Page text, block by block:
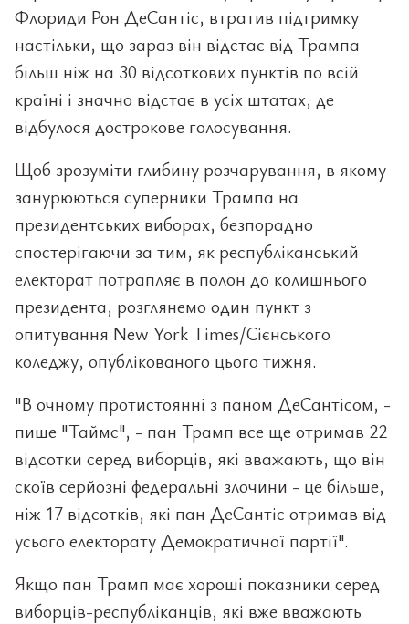
Флориди Рон ДеСантіс, втратив підтримку
настільки, що зараз він відстає від Трампа
більш ніж на 30 відсоткових пунктів по всій
країні і значно відстає в усіх штатах, де
відбулося дострокове голосування.
Щоб зрозуміти глибину розчарування, в якому
занурюються суперники Трампа на
президентських виборах, безпорадно
спостерігаючи за тим, як республіканський
електорат потрапляє в полон до колишнього
президента, розглянемо один пункт з
опитування New York Times/Сієнського
коледжу, опублікованого цього тижня.
"В очному протистоянні з паном ДеСантісом, -
пише "Таймс", - пан Трамп все ще отримав 22
відсотки серед виборців, які вважають, що він
скоїв серйозні федеральні злочини - це більше,
ніж 17 відсотків, які пан ДеСантіс отримав від
усього електорату Демократичної партії".
Якщо пан Трамп має хороші показники серед
виборців-республіканців, які вже вважають